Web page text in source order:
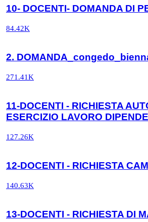
10- DOCENTI- DOMANDA DI
84.42K
2.
271.41K
11-DOCENTI - RICHIESTA
ESERCIZIO LAVORO
127.26K
12-DOCENTI - RICHIESTA
140.63K
13-DOCENTI - RICHIESTA DI